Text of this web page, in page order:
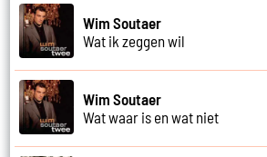
Wim Soutaer
Wat ik zeggen wil
Wim Soutaer
Wat waar is en wat niet